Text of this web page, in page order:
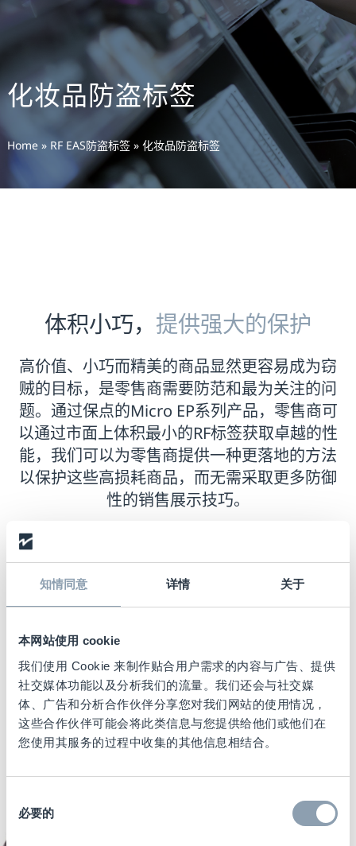
知情同意 详情 关于
本网站使用 cookie
我们使用 Cookie 来制作贴合用户需求的内容与广告、提供
社交媒体功能以及分析我们的流量。我们还会与社交媒
体、广告和分析合作伙伴分享您对我们网站的使用情况，
这些合作伙伴可能会将此类信息与您提供给他们或他们在
您使用其服务的过程中收集的其他信息相结合。
必要的
化妆品防盗标签
Home» RF EAS防盗标签» 化妆品防盗标签
体积小巧， 提供强大的保护
高价值、小巧而精美的商品显然更容易成为窃
贼的目标，是零售商需要防范和最为关注的问
题。通过保点的Micro EP系列产品，零售商可
以通过市面上体积最小的RF标签获取卓越的性
能，我们可以为零售商提供一种更落地的方法
以保护这些高损耗商品，而无需采取更多防御
性的销售展示技巧。